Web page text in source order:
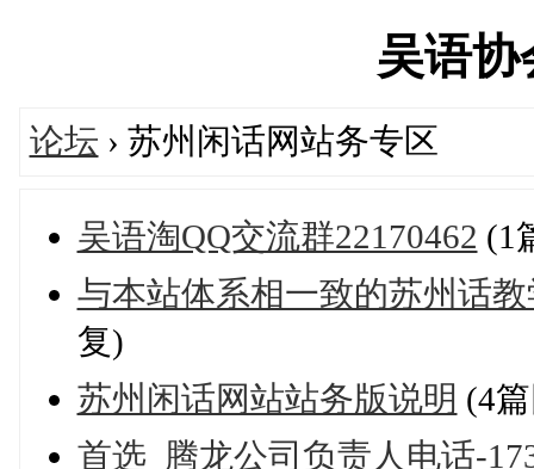
吴语
论坛 › 苏州闲话网站务专区
吴语淘QQ交流群22170462 (1
与本站体系相一致的苏州话
复)
苏州闲话网站站务版说明 (4
首选_腾龙公司负责人电话-